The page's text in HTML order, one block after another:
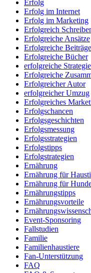
Erfolg
Erfolg im Internet
Erfolg im Marketing
Erfolgreich
Erfolgreiche Ansätze
Erfolgreiche Beiträge
Erfolgreiche Bücher
erfolgreiche
Erfolgreiche
Erfolgreicher Autor
erfolgreicher Umzug
Erfolgreiches
Erfolgschancen
Erfolgsgeschichten
Erfolgsmessung
Erfolgsstrategien
Erfolgstipps
Erfolgstrategien
Ernährung
Ernährung für
Ernährung für
Ernährungstipps
Ernährungsvorteile
Event-Sponsoring
Fallstudien
Familie
Familienhaustiere
Fan-Unterstützung
FAQ